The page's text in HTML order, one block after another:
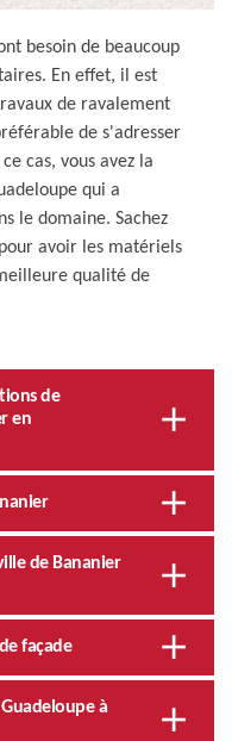
besoin de beaucoup
En effet, il est
de ravalement
de s'adresser
cas, vous avez la
qui a
le domaine. Sachez
avoir les matériels
qualité de
de
en
de Bananier
façade
à